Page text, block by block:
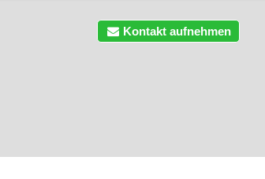
Kontakt aufnehmen